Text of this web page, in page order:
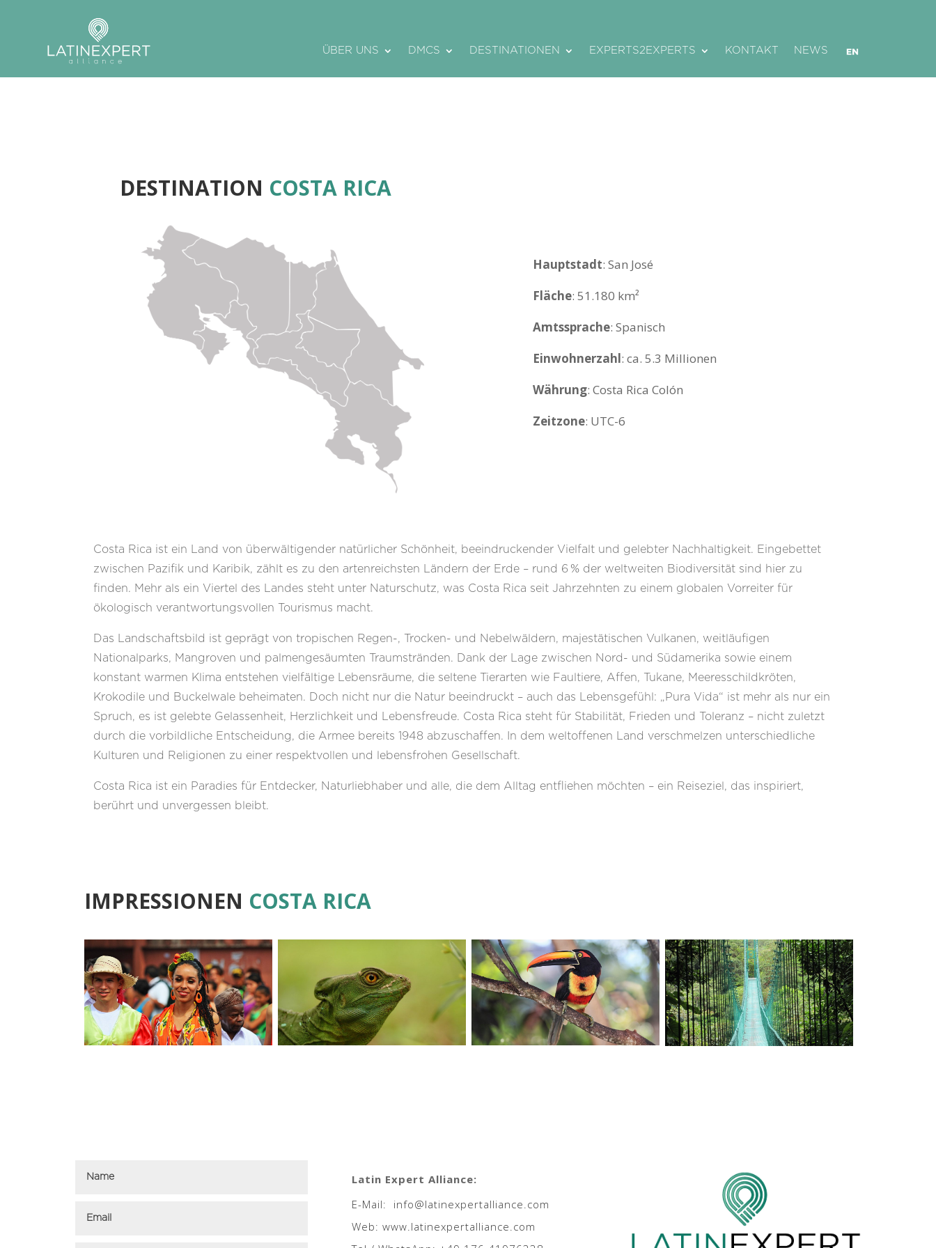
ÜBER UNS DMCS DESTINATIONEN EXPERTS2EXPERTS KONTAKT NEWS
DESTINATION COSTA RICA
Hauptstadt: San José
Fläche: 51.180 km²
Amtssprache: Spanisch
Einwohnerzahl: ca. 5.3 Millionen
Währung: Costa Rica Colón
Zeitzone: UTC-6
Costa Rica ist ein Land von überwältigender natürlicher Schönheit, beeindruckender Vielfalt und gelebter Nachhaltigkeit. Eingebettet
zwischen Pazifik und Karibik, zählt es zu den artenreichsten Ländern der Erde – rund 6 % der weltweiten Biodiversität sind hier zu
finden. Mehr als ein Viertel des Landes steht unter Naturschutz, was Costa Rica seit Jahrzehnten zu einem globalen Vorreiter für
ökologisch verantwortungsvollen Tourismus macht.
Das Landschaftsbild ist geprägt von tropischen Regen-, Trocken- und Nebelwäldern, majestätischen Vulkanen, weitläufigen
Nationalparks, Mangroven und palmengesäumten Traumstränden. Dank der Lage zwischen Nord- und Südamerika sowie einem
konstant warmen Klima entstehen vielfältige Lebensräume, die seltene Tierarten wie Faultiere, Affen, Tukane, Meeresschildkröten,
Krokodile und Buckelwale beheimaten. Doch nicht nur die Natur beeindruckt – auch das Lebensgefühl: „Pura Vida“ ist mehr als nur ein
Spruch, es ist gelebte Gelassenheit, Herzlichkeit und Lebensfreude. Costa Rica steht für Stabilität, Frieden und Toleranz – nicht zuletzt
durch die vorbildliche Entscheidung, die Armee bereits 1948 abzuschaffen. In dem weltoffenen Land verschmelzen unterschiedliche
Kulturen und Religionen zu einer respektvollen und lebensfrohen Gesellschaft.
Costa Rica ist ein Paradies für Entdecker, Naturliebhaber und alle, die dem Alltag entfliehen möchten – ein Reiseziel, das inspiriert,
berührt und unvergessen bleibt.
IMPRESSIONEN COSTA RICA
Latin Expert Alliance:
E-Mail: info@latinexpertalliance.com
Web: www.latinexpertalliance.com